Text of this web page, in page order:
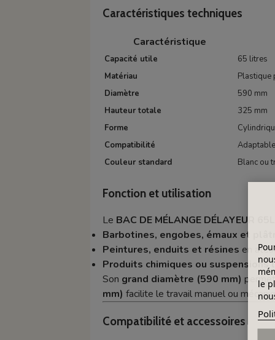
Caractéristiques techniques
Caractéristique
Capacité utile
65 litres
Matériau
Plastique
Diamètre
590 mm
Hauteur totale
325 mm
Forme
Compatibilité
Couleur standard
Blanc ou
Fonction et utilisation
Le BAC DE MÉLANGE DÉLAYEUR 65L
Barbotines, engobes, émaux et
Peintures, enduits et résines en
Produits chimiques ou suspensions
Son grand diamètre (590 mm)
mm) facilite le travail manuel ou
Compatibilité et accessoires
le